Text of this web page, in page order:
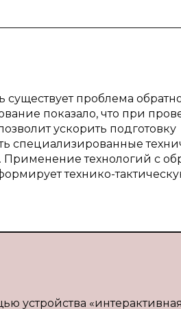
проблема
показало, что при
ускорить подготовку
специализированные
технологий с
технико-
устройства